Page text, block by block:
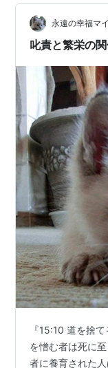
入手すべきか？
家来を入手でき
法 美女のために
永遠の幸福マ
叱責と繁栄の
『15:10 道を捨
を憎む者は死に
者に養育された